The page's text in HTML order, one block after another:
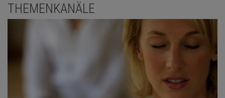
THEMENKANÄLE